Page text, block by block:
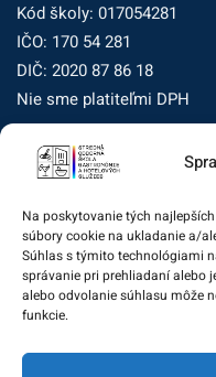
Na poskytovanie tých
súbory cookie na ukladanie a/
Súhlas s týmito technológiami
správanie pri prehliadaní alebo
alebo odvolanie súhlasu môže
funkcie.
Kód školy: 017054281
IČO: 170 54 281
DIČ: 2020 87 86 18
Nie sme platiteľmi DPH
Zásady ochrany
Dohľad nad ochranou
Žiadosť dotknutej osoby
Zodpovedná osoba za